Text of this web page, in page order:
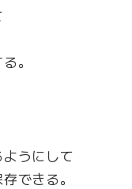
。
うにして
できる。